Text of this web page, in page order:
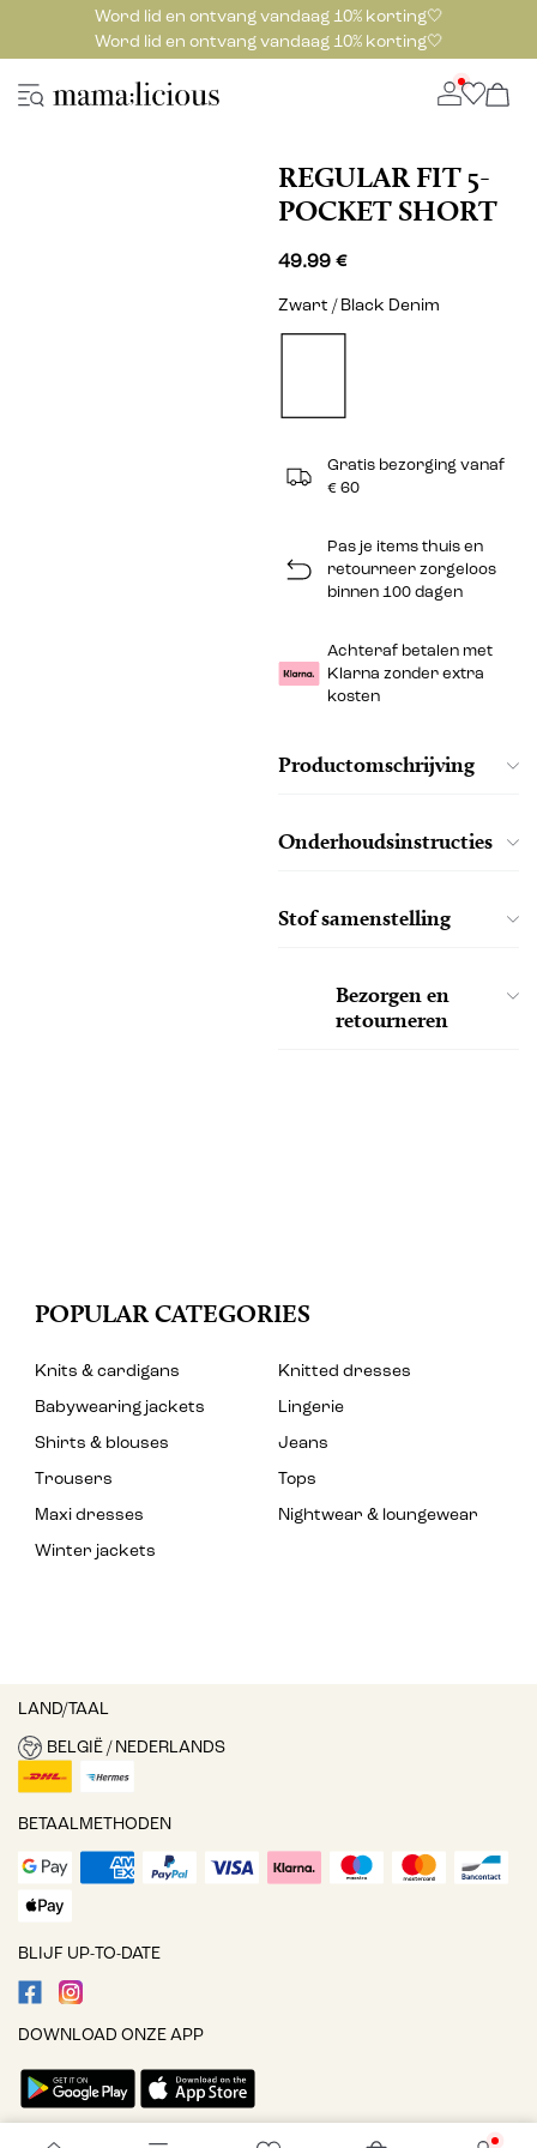
Word lid en ontvang vandaag 10% korting🤍
Word lid en ontvang vandaag 10% korting🤍
REGULAR FIT 5-
POCKET SHORT
49.99 €
Zwart / Black Denim
Gratis bezorging vanaf
€ 60
Pas je items thuis en
retourneer zorgeloos
binnen 100 dagen
Achteraf betalen met
Klarna zonder extra
kosten
Productomschrijving
Onderhoudsinstructies
Stof samenstelling
Bezorgen en
retourneren
POPULAR CATEGORIES
Knits & cardigans
Knitted dresses
Babywearing jackets
Lingerie
Shirts & blouses
Jeans
Trousers
Tops
Maxi dresses
Nightwear & loungewear
Winter jackets
LAND/TAAL
BELGIË / NEDERLANDS
BETAALMETHODEN
BLIJF UP-TO-DATE
DOWNLOAD ONZE APP